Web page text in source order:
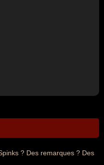
? Des remarques ? Des